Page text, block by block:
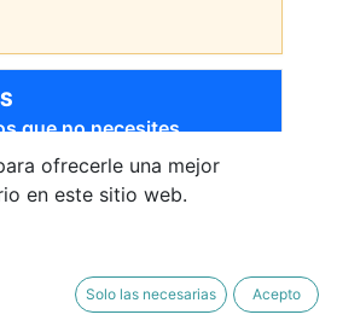
que no necesites.
[9788469829844] 3 AÑOS
para ver más libros
ofrecerle una mejor
en este sitio web.
Solo las necesarias Acepto